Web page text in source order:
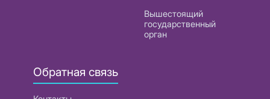
Вышестоящий
государственный
орган
Обратная связь